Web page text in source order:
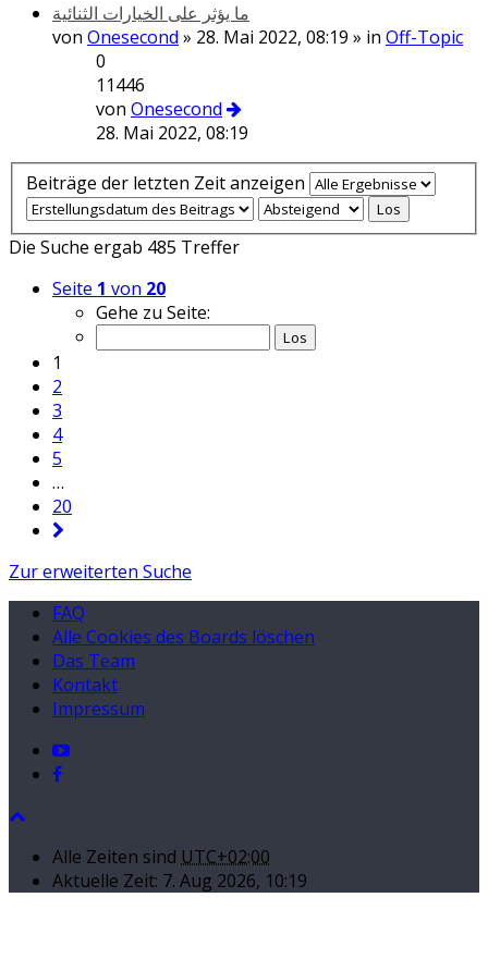
ما يؤثر على الخيارات الثنائية
von Onesecond » 28. Mai 2022, 08:19 » in Off-Topic
0
11446
von Onesecond
28. Mai 2022, 08:19
Beiträge der letzten Zeit anzeigen
Die Suche ergab 485 Treffer
Seite 1 von 20
Gehe zu Seite:
1
2
3
4
5
…
20
Zur erweiterten Suche
FAQ
Alle Cookies des Boards löschen
Das Team
Kontakt
Impressum
Alle Zeiten sind UTC+02:00
Aktuelle Zeit: 7. Aug 2026, 10:19